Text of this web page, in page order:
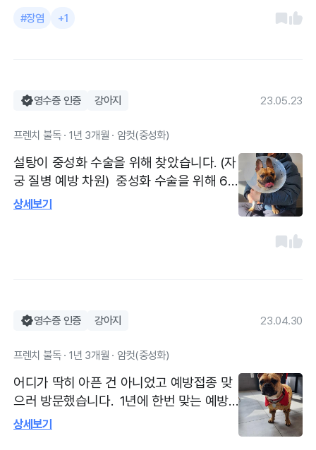
욕을 상승시킬 수 있도록 안내받았습니당
원장님이 친절하시고, 평일 오후에는 대기
#장염 +1
영수증 인증 강아지 23.05.23
프렌치 불독 · 1년 3개월 · 암컷(중성화)
설탕이 중성화 수술을 위해 찾았습니다. (자
궁 질병 예방 차원) 중성화 수술을 위해 6
시간 전부터 금식, 2시간 전부터 물 섭취 금
상세보기
영수증 인증 강아지 23.04.30
프렌치 불독 · 1년 3개월 · 암컷(중성화)
어디가 딱히 아픈 건 아니었고 예방접종 맞
으러 방문했습니다. 1년에 한번 맞는 예방
접종 하고 왔어요:) 켄넬코프와 인플루엔자
상세보기